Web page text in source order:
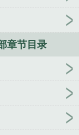
在线
这个武圣
科
这个武圣血条
这个武圣血条太厚
阅读
这个武神
费
这个武圣血
这
太厚笔趣阁最新
章节目录